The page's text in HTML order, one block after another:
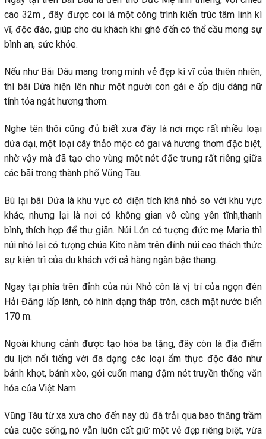
cao 32m , đây được coi là một công trình kiến trúc tâm linh kì
vĩ, độc đáo, giúp cho du khách khi ghé đến có thể cầu mong sự
bình an, sức khỏe.
Nếu như Bãi Dâu mang trong mình vẻ đẹp kì vĩ của thiên nhiên,
thì bãi Dứa hiện lên như một người con gái e ấp dịu dàng nữ
tính tỏa ngát hương thơm.
Nghe tên thôi cũng đủ biết xưa đây là nơi mọc rất nhiều loại
dứa dại, một loại cây thảo mộc có gai và hương thơm đặc biệt,
nhờ vậy mà đã tạo cho vùng một nét đặc trưng rất riêng giữa
các bãi trong thành phố Vũng Tàu.
Bù lại bãi Dứa là khu vực có diện tích khá nhỏ so với khu vực
khác, nhưng lại là nơi có không gian vô cùng yên tĩnh,thanh
bình, thích hợp để thư giãn. Núi Lớn có tượng đức mẹ Maria thì
núi nhỏ lại có tượng chúa Kito nằm trên đỉnh núi cao thách thức
sự kiên trì của du khách với cả hàng ngàn bậc thang.
Ngay tại phía trên đỉnh của núi Nhỏ còn là vị trí của ngọn đèn
Hải Đăng lấp lánh, có hình dạng tháp tròn, cách mặt nước biển
170 m.
Ngoài khung cảnh được tạo hóa ba tặng, đây còn là địa điểm
du lịch nổi tiếng với đa dạng các loại ẩm thực độc đáo như
bánh khọt, bánh xèo, gỏi cuốn mang đậm nét truyền thống văn
hóa của Việt Nam
Vũng Tàu từ xa xưa cho đến nay dù đã trải qua bao thăng trầm
của cuộc sống, nó vẫn luôn cất giữ một vẻ đẹp riêng biệt, vừa